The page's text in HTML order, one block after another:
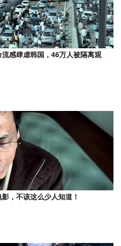
流感肆虐韩国，46万人被隔离观
，不该这么少人知道！